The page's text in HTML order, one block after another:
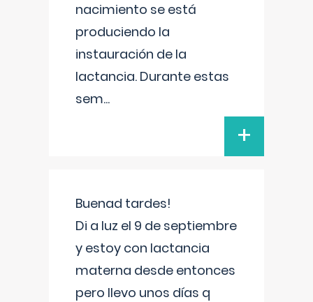
nacimiento se está
produciendo la
instauración de la
lactancia. Durante estas
sem...
+
Buenad tardes!
Di a luz el 9 de septiembre
y estoy con lactancia
materna desde entonces
pero llevo unos días q